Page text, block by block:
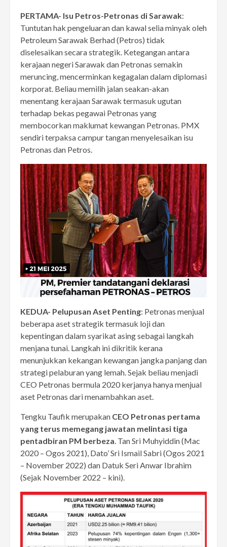
PERTAMA- Isu Petros-Petronas di Sarawak:
Tuntutan hak pengeluaran dan kawal selia minyak oleh
Petroleum Sarawak Berhad (Petros) tidak
diselesaikan secara strategik. Ketegangan antara
kerajaan negeri Sarawak dan Petronas semakin
meruncing, mencerminkan kegagalan dalam diplomasi
korporat. Beliau memilih jalan seakan-akan
menentang kerajaan Sarawak termasuk ugutan
terhadap bekas pegawai Petronas yang
membocorkan maklumat kewangan Petronas. PMX
sendiri terpaksa campur tangan menyelesaikan isu
Petronas dan Petros.
KEDUA- Pelupusan Aset Penting: Petronas menjual
beberapa aset strategik termasuk loji dan
kepentingan dalam syarikat asing sebagai langkah
menjana tunai. Langkah ini dikritik kerana
menunjukkan kekangan kewangan jangka panjang dan
strategi pelaburan yang lemah. Sejak beliau menjadi
CEO Petronas bermula 2020 kerjanya hanya menjual
aset Petronas dari menambahkan aset.
Tengku Taufik merupakan CEO Petronas pertama
yang terus memegang jawatan melintasi tiga
pentadbiran PM berbeza. Tan Sri Muhyiddin (Mac
2020 – Ogos 2021), Dato’ Sri Ismail Sabri (Ogos 2021
– November 2022) dan Datuk Seri Anwar Ibrahim
(Sejak November 2022 – kini).